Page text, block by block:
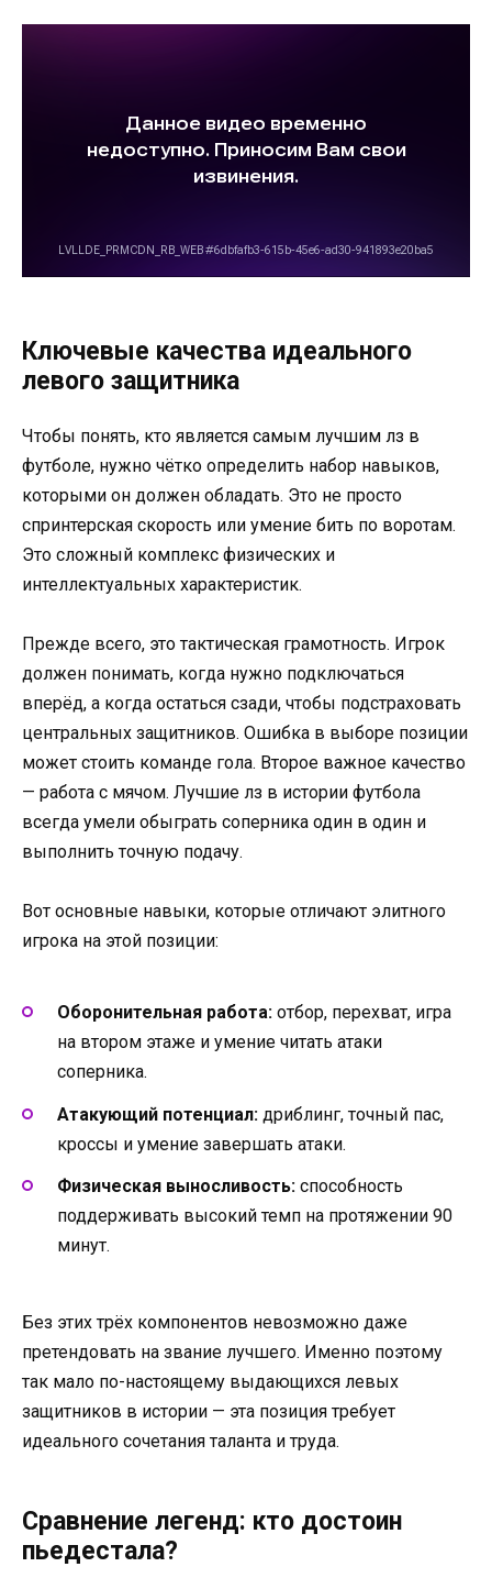
Ключевые качества идеального
левого защитника
Чтобы понять, кто является самым лучшим лз в
футболе, нужно чётко определить набор навыков,
которыми он должен обладать. Это не просто
спринтерская скорость или умение бить по воротам.
Это сложный комплекс физических и
интеллектуальных характеристик.
Прежде всего, это тактическая грамотность. Игрок
должен понимать, когда нужно подключаться
вперёд, а когда остаться сзади, чтобы подстраховать
центральных защитников. Ошибка в выборе позиции
может стоить команде гола. Второе важное качество
— работа с мячом. Лучшие лз в истории футбола
всегда умели обыграть соперника один в один и
выполнить точную подачу.
Вот основные навыки, которые отличают элитного
игрока на этой позиции:
Оборонительная работа: отбор, перехват, игра
на втором этаже и умение читать атаки
соперника.
Атакующий потенциал: дриблинг, точный пас,
кроссы и умение завершать атаки.
Физическая выносливость: способность
поддерживать высокий темп на протяжении 90
минут.
Без этих трёх компонентов невозможно даже
претендовать на звание лучшего. Именно поэтому
так мало по-настоящему выдающихся левых
защитников в истории — эта позиция требует
идеального сочетания таланта и труда.
Сравнение легенд: кто достоин
пьедестала?